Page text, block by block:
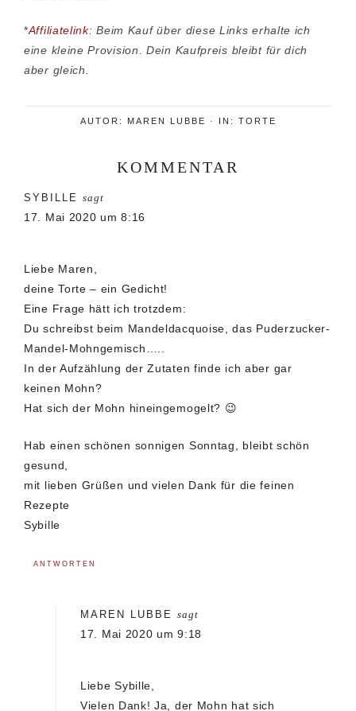
*Affiliatelink: Beim Kauf über diese Links erhalte ich
eine kleine Provision. Dein Kaufpreis bleibt für dich
aber gleich.
AUTOR: MAREN LUBBE · IN: TORTE
Interaktionen
KOMMENTAR
SYBILLE sagt
17. Mai 2020 um 8:16
Liebe Maren,
deine Torte – ein Gedicht!
Eine Frage hätt ich trotzdem:
Du schreibst beim Mandeldacquoise, das Puderzucker-
Mandel-Mohngemisch…..
In der Aufzählung der Zutaten finde ich aber gar
keinen Mohn?
Hat sich der Mohn hineingemogelt? 😉
Hab einen schönen sonnigen Sonntag, bleibt schön
gesund,
mit lieben Grüßen und vielen Dank für die feinen
Rezepte
Sybille
ANTWORTEN
MAREN LUBBE sagt
17. Mai 2020 um 9:18
Liebe Sybille,
Vielen Dank! Ja, der Mohn hat sich